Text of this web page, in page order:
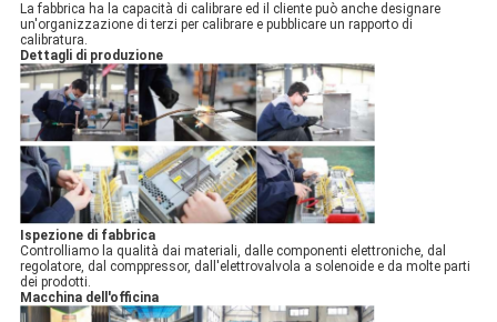
La fabbrica ha la capacità di calibrare ed il cliente può anche designare
un'organizzazione di terzi per calibrare e pubblicare un rapporto di
calibratura.
Dettagli di produzione
Ispezione di fabbrica
Controlliamo la qualità dai materiali, dalle componenti elettroniche, dal
regolatore, dal comppressor, dall'elettrovalvola a solenoide e da molte parti
dei prodotti.
Macchina dell'officina